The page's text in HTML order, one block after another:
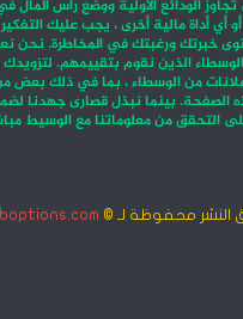
تجاوز الودائع الأولية ووضع رأس
أي أداة مالية أخرى ، يجب عليك
خبرتك ورغبتك في المخاطرة. نحن
الذين نقوم بتقييمهم. لتزويدك
من الوسطاء ، بما في ذلك بعض
الصفحة. بينما نبذل قصارى جهدنا
التحقق من معلوماتنا مع الوسيط
محفوظة لـ ©